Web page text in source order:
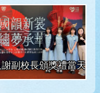
，模特兒陪同獲獎
副校長頒獎禮當天到